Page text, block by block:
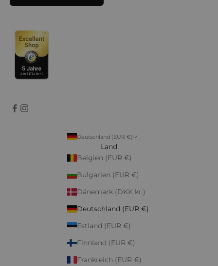
Deutschland (EUR €)
Land
Belgien (EUR €)
Bulgarien (EUR €)
Dänemark (DKK kr.)
Deutschland (EUR €)
Estland (EUR €)
Finnland (EUR €)
Frankreich (EUR €)